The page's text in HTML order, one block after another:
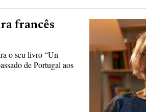
francês
o seu livro “Un
de Portugal aos